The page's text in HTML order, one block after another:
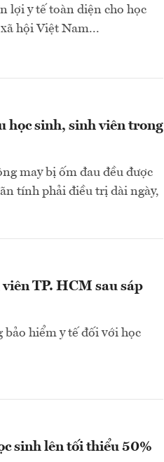
lợi y tế toàn diện cho học
hội Việt Nam...
học sinh, sinh viên trong
may bị ốm đau đều được
tính phải điều trị dài ngày,
TP. HCM sau sáp
hiểm y tế đối với học
sinh lên tối thiểu 50%